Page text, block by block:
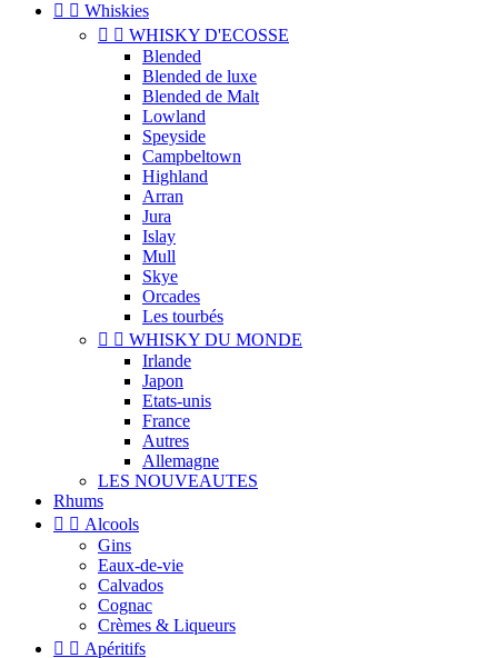
  Whiskies
  WHISKY D'ECOSSE
Blended
Blended de luxe
Blended de Malt
Lowland
Speyside
Campbeltown
Highland
Arran
Jura
Islay
Mull
Skye
Orcades
Les tourbés
  WHISKY DU MONDE
Irlande
Japon
Etats-unis
France
Autres
Allemagne
LES NOUVEAUTES
Rhums
  Alcools
Gins
Eaux-de-vie
Calvados
Cognac
Crèmes & Liqueurs
  Apéritifs